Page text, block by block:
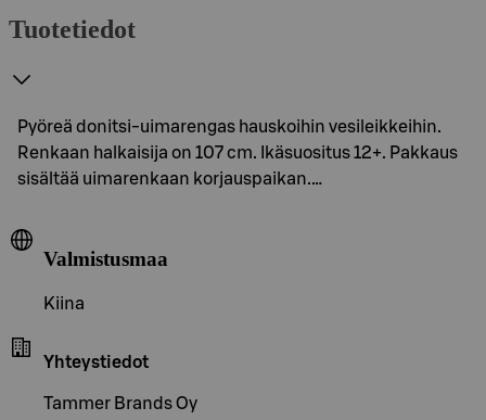
Tuotetiedot
Pyöreä donitsi-uimarengas hauskoihin vesileikkeihin.
Renkaan halkaisija on 107 cm. Ikäsuositus 12+. Pakkaus
sisältää uimarenkaan korjauspaikan.…
Valmistusmaa
Kiina
Yhteystiedot
Tammer Brands Oy